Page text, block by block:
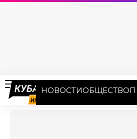
НОВОСТИОБЩЕСТВО